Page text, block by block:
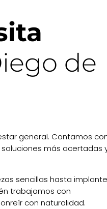
de
general. Contamos
más acertadas
sencillas hasta
trabajamos con
con naturalidad.